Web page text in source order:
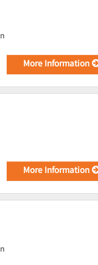
More Information
More Information